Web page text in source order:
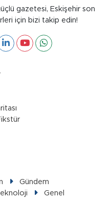
gazetesi, Eskişehir son
için bizi takip edin!
Gündem
Genel